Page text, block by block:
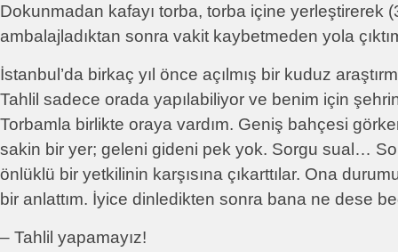
Dokunmadan kafayı torba, torba içine yerleştirerek
ambalajladıktan sonra vakit kaybetmeden yola
İstanbul’da birkaç yıl önce açılmış bir kuduz
Tahlil sadece orada yapılabiliyor ve benim için
Torbamla birlikte oraya vardım. Geniş bahçesi
sakin bir yer; geleni gideni pek yok. Sorgu sual…
önlüklü bir yetkilinin karşısına çıkarttılar. Ona
bir anlattım. İyice dinledikten sonra bana ne dese
– Tahlil yapamayız!